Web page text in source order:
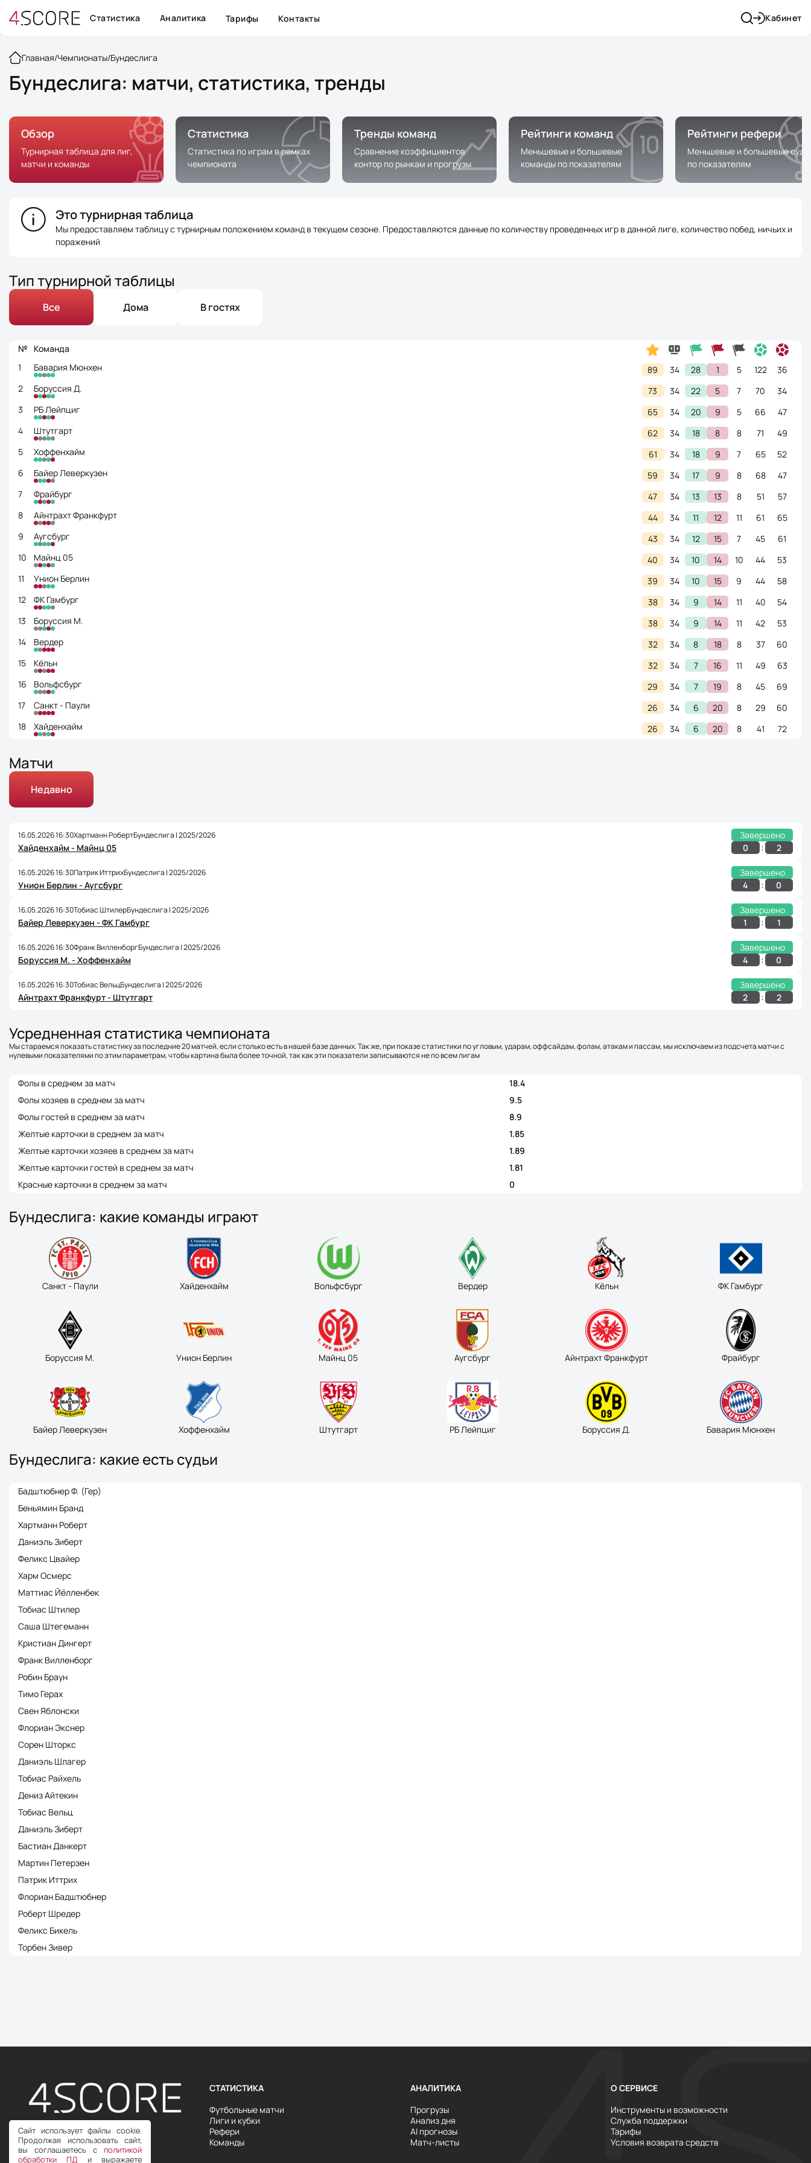
Статистика Аналитика Тарифы Контакты Кабинет
Главная/Чемпионаты/Бундеслига
Бундеслига: матчи, статистика, тренды
Обзор
Турнирная таблица для лиг,
матчи и команды
Статистика
Статистика по играм в рамках
чемпионата
Тренды команд
Сравнение коэффициентов
контор по рынкам и прогрузы
Рейтинги команд
Меньшевые и большевые
команды по показателям
Рейтинги рефери
Меньшевые и большевые
по показателям
Это турнирная таблица
Мы предоставляем таблицу с турнирным положением команд в текущем сезоне. Предоставляются данные по количеству проведенных игр в данной лиге, количество побед, ничьих и
поражений
Тип турнирной таблицы
Все Дома В гостях
№
Команда
1
Бавария Мюнхен 89 34 28 1 5 122
36
2
Боруссия Д. 73 34 22 5 7 70
34
3
РБ Лейпциг 65 34 20 9 5 66
47
4
Штутгарт 62 34 18 8 8 71
49
5
Хоффенхайм 61 34 18 9 7 65
52
6
Байер Леверкузен 59 34 17 9 8 68
47
7
Фрайбург 47 34 13 13 8 51
57
8
Айнтрахт Франкфурт 44 34 11 12 11 61
65
9
Аугсбург 43 34 12 15 7 45
61
10
Майнц 05 40 34 10 14 10 44
53
11
Унион Берлин 39 34 10 15 9 44
58
12
ФК Гамбург 38 34 9 14 11 40
54
13
Боруссия М. 38 34 9 14 11 42
53
14
Вердер 32 34 8 18 8 37
60
15
Кёльн 32 34 7 16 11 49
63
16
Вольфсбург 29 34 7 19 8 45
69
17
Санкт - Паули 26 34 6 20 8 29
60
18
Хайденхайм 26 34 6 20 8 41 72
Матчи
Недавно
16.05.2026 16:30Хартманн РобертБундеслига | 2025/2026
Завершено
Хайденхайм - Майнц 05
0 : 2
16.05.2026 16:30Патрик ИттрихБундеслига | 2025/2026
Завершено
Унион Берлин - Аугсбург
4 : 0
16.05.2026 16:30Тобиас ШтилерБундеслига | 2025/2026
Завершено
Байер Леверкузен - ФК Гамбург
1 : 1
16.05.2026 16:30Франк ВилленборгБундеслига | 2025/2026
Завершено
Боруссия М. - Хоффенхайм
4 : 0
16.05.2026 16:30Тобиас ВельцБундеслига | 2025/2026
Завершено
Айнтрахт Франкфурт - Штутгарт
2 : 2
Усредненная статистика чемпионата
Мы стараемся показать статистику за последние 20 матчей, если столько есть в нашей базе данных. Так же, при показе статистики по угловым, ударам, оффсайдам, фолам, атакам и пассам, мы исключаем из подсчета матчи с
нулевыми показателями по этим параметрам, чтобы картина была более точной, так как эти показатели записываются не по всем лигам
Фолы в среднем за матч
18.4
Фолы хозяев в среднем за матч
9.5
Фолы гостей в среднем за матч
8.9
Желтые карточки в среднем за матч
1.85
Желтые карточки хозяев в среднем за матч
1.89
Желтые карточки гостей в среднем за матч
1.81
Красные карточки в среднем за матч
0
Бундеслига: какие команды играют
Санкт - Паули Хайденхайм Вольфсбург Вердер Кёльн ФК Гамбург
Боруссия М. Унион Берлин Майнц 05 Аугсбург Айнтрахт Франкфурт Фрайбург
Байер Леверкузен Хоффенхайм Штутгарт РБ Лейпциг Боруссия Д. Бавария Мюнхен
Бундеслига: какие есть судьи
Бадштюбнер Ф. (Гер)
Беньямин Бранд
Хартманн Роберт
Даниэль Зиберт
Феликс Цвайер
Харм Осмерс
Маттиас Йёлленбек
Тобиас Штилер
Саша Штегеманн
Кристиан Дингерт
Франк Вилленборг
Робин Браун
Тимо Герах
Свен Яблонски
Флориан Экснер
Сорен Шторкс
Даниэль Шлагер
Тобиас Райхель
Дениз Айтекин
Тобиас Вельц
Даниэль Зиберт
Бастиан Данкерт
Мартин Петерзен
Патрик Иттрих
Флориан Бадштюбнер
Роберт Шредер
Феликс Бикель
Торбен Зивер
Продвинутая спортивная
статистика с 2018 года
СТАТИСТИКА
Футбольные матчи
Лиги и кубки
Рефери
Команды
АНАЛИТИКА
Прогрузы
Анализ дня
AI прогнозы
Матч-листы
О СЕРВИСЕ
Инструменты и возможности
Служба поддержки
Тарифы
Условия возврата средств
Сайт использует файлы cookie.
Продолжая использовать сайт,
вы соглашаетесь с политикой
обработки ПД и выражаете